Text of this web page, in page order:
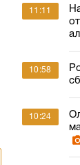
11:11
10:58
10:24